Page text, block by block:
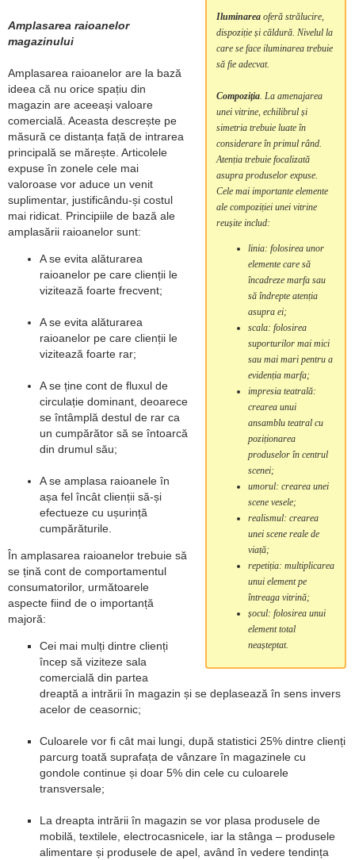
Iluminarea oferă strălucire,
dispoziție și căldură. Nivelul la
care se face iluminarea trebuie
să fie adecvat.
Compoziția. La amenajarea
unei vitrine, echilibrul și
simetria trebuie luate în
considerare în primul rând.
Atenția trebuie focalizată
asupra produselor expuse.
Cele mai importante elemente
ale compoziției unei vitrine
reușite includ:
linia: folosirea unor
elemente care să
încadreze marfa sau
să îndrepte atenția
asupra ei;
scala: folosirea
suporturilor mai mici
sau mai mari pentru a
evidenția marfa;
impresia teatrală:
crearea unui
ansamblu teatral cu
poziționarea
produselor în centrul
scenei;
umorul: crearea unei
scene vesele;
realismul: crearea
unei scene reale de
viață;
repetiția: multiplicarea
unui element pe
întreaga vitrină;
șocul: folosirea unui
element total
neașteptat.
Amplasarea raioanelor
magazinului
Amplasarea raioanelor are la bază
ideea că nu orice spațiu din
magazin are aceeași valoare
comercială. Aceasta descrește pe
măsură ce distanța față de intrarea
principală se mărește. Articolele
expuse în zonele cele mai
valoroase vor aduce un venit
suplimentar, justificându-și costul
mai ridicat. Principiile de bază ale
amplasării raioanelor sunt:
A se evita alăturarea
raioanelor pe care clienții le
vizitează foarte frecvent;
A se evita alăturarea
raioanelor pe care clienții le
vizitează foarte rar;
A se ține cont de fluxul de
circulație dominant, deoarece
se întâmplă destul de rar ca
un cumpărător să se întoarcă
din drumul său;
A se amplasa raioanele în
așa fel încât clienții să-și
efectueze cu ușurință
cumpărăturile.
În amplasarea raioanelor trebuie să
se țină cont de comportamentul
consumatorilor, următoarele
aspecte fiind de o importanță
majoră:
Cei mai mulți dintre clienți
încep să viziteze sala
comercială din partea
dreaptă a intrării în magazin și se deplasează în sens invers
acelor de ceasornic;
Culoarele vor fi cât mai lungi, după statistici 25% dintre clienți
parcurg toată suprafața de vânzare în magazinele cu
gondole continue și doar 5% din cele cu culoarele
transversale;
La dreapta intrării în magazin se vor plasa produsele de
mobilă, textilele, electrocasnicele, iar la stânga – produsele
alimentare și produsele de apel, având în vedere tendința